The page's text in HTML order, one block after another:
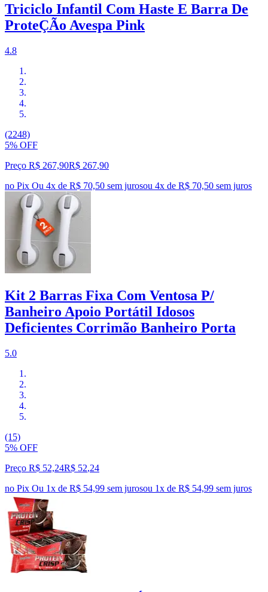
Triciclo Infantil Com Haste E Barra De
ProteÇÃo Avespa Pink
4.8
(2248)
5% OFF
Preço R$ 267,90R$ 267,90
no Pix Ou 4x de R$ 70,50 sem jurosou 4x de R$ 70,50 sem juros
Kit 2 Barras Fixa Com Ventosa P/
Banheiro Apoio Portátil Idosos
Deficientes Corrimão Banheiro Porta
5.0
(15)
5% OFF
Preço R$ 52,24R$ 52,24
no Pix Ou 1x de R$ 54,99 sem jurosou 1x de R$ 54,99 sem juros